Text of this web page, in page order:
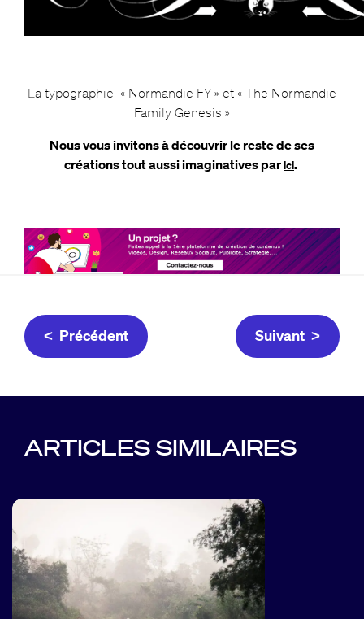
La typographie « Normandie FY » et « The Normandie
Family Genesis »
Nous vous invitons à découvrir le reste de ses
créations tout aussi imaginatives parici.
< Précédent Suivant >
ARTICLES SIMILAIRES